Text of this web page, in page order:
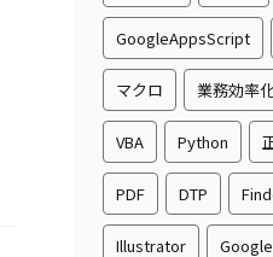
GoogleAppsScript
マクロ 業務効率
VBA Python
PDF DTP
Illustrator Google